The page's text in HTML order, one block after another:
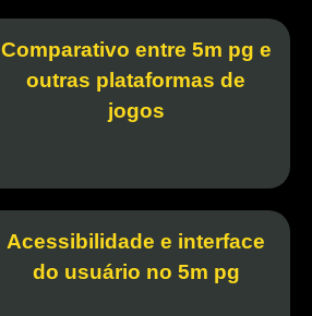
Comparativo entre 5m pg e
outras plataformas de
jogos
Acessibilidade e interface
do usuário no 5m pg